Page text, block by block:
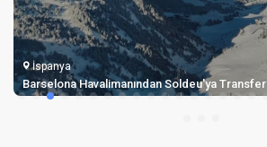
İspanya
Barselona Havalimanından Soldeu'ya Transfer